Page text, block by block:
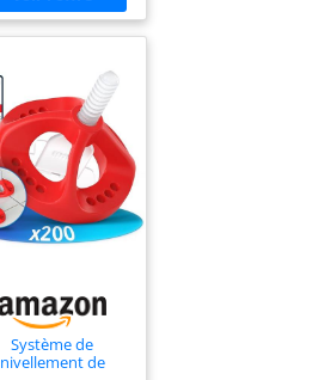
Système de
nivellement de